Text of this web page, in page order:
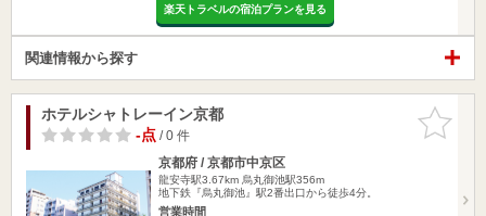
楽天トラベルの宿泊プランを見る
関連情報から探す
お気に入
りに追加
ホテルシャトレーイン京都
-点/ 0 件
京都府 / 京都市中京区
龍安寺駅3.67km 烏丸御池駅356m
地下鉄『烏丸御池』駅2番出口から徒歩4分。
営業時間